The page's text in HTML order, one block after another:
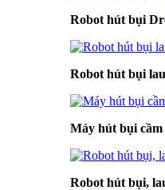
Robot hút bụi
Robot hút bụi
Máy hút bụi
Robot hút bụi,